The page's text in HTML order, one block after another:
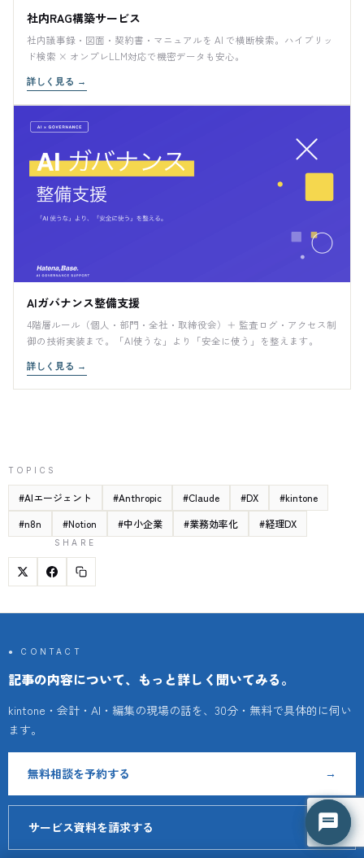
社内RAG構築サービス
社内議事録・図面・契約書・マニュアルを AI で横断検索。ハイブリッ
ド検索 × オンプレLLM対応で機密データも安心。
詳しく見る →
AIガバナンス整備支援
4階層ルール（個人・部門・全社・取締役会）＋ 監査ログ・アクセス制
御の技術実装まで。「AI使うな」より「安全に使う」を整えます。
詳しく見る →
TOPICS
#AIエージェント #Anthropic #Claude #DX #kintone
#n8n #Notion #中小企業 #業務効率化 #経理DX
SHARE
● CONTACT
記事の内容について、もっと詳しく聞いてみる。
kintone・会計・AI・編集の現場の話を、30分・無料で具体的に伺い
ます。
無料相談を予約する →
サービス資料を請求する ↗
はてな君
○ 営業時間外（平日 9:00-18:00）
はてな君
○ 営業時間外（平日 9:00-18:00）